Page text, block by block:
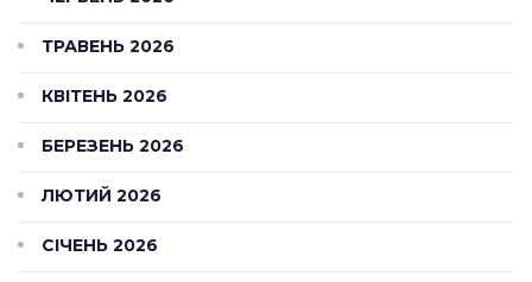
ТРАВЕНЬ 2026
КВІТЕНЬ 2026
БЕРЕЗЕНЬ 2026
ЛЮТИЙ 2026
СІЧЕНЬ 2026